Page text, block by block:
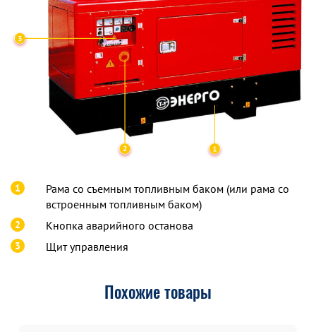
1
Рама со съемным топливным баком (или рама со
встроенным топливным баком)
2 Кнопка аварийного останова
3 Щит управления
Похожие товары